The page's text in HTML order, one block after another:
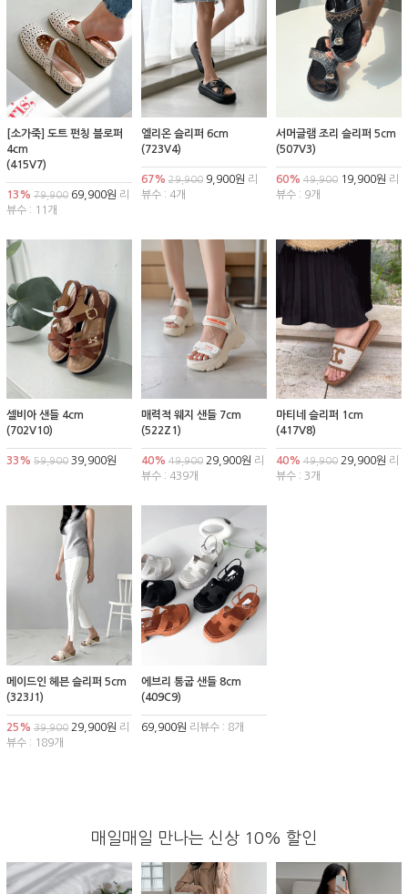
[소가죽] 도트 펀칭 블로퍼
4cm
(415V7)
13% 79,900 69,900원 리
뷰수 : 11개
엘리온 슬리퍼 6cm
(723V4)
67% 29,9009,900원 리
뷰수 : 4개
서머글램 조리 슬리퍼 5cm
(507V3)
60% 49,90019,900원 리
뷰수 : 9개
셀비아 샌들 4cm
(702V10)
33% 59,900 39,900원
매력적 웨지 샌들 7cm
(522Z1)
40% 49,90029,900원 리
뷰수 : 439개
마티네 슬리퍼 1cm
(417V8)
40% 49,90029,900원 리
뷰수 : 3개
메이드인 헤븐 슬리퍼 5cm
(323J1)
25% 39,900 29,900원 리
뷰수 : 189개
에브리 통굽 샌들 8cm
(409C9)
69,900원 리뷰수 : 8개
매일매일 만나는 신상 10% 할인